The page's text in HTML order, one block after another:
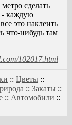
сделать
- каждую
это наклеить
что-нибудь там
102017.html
:: Цветы ::
:: Закаты ::
:: Автомобили ::